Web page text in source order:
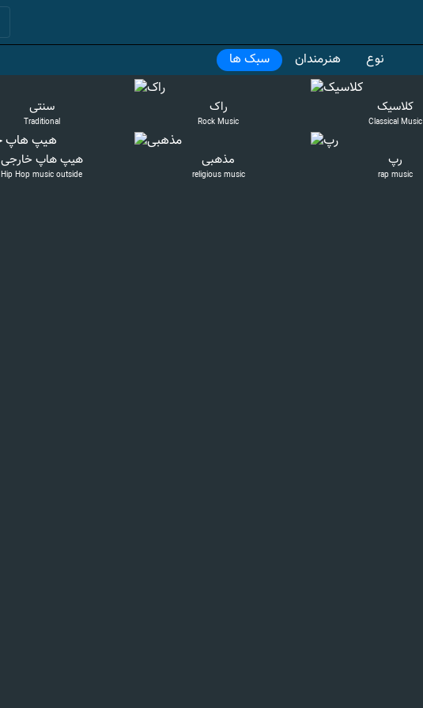
سبک ها هنرمندان نوع
سنتی
Traditional
راک
Rock Music
کلاسیک
Classical Music
هیپ هاپ خارجی
Hip Hop music outside
مذهبی
religious music
رپ
rap music